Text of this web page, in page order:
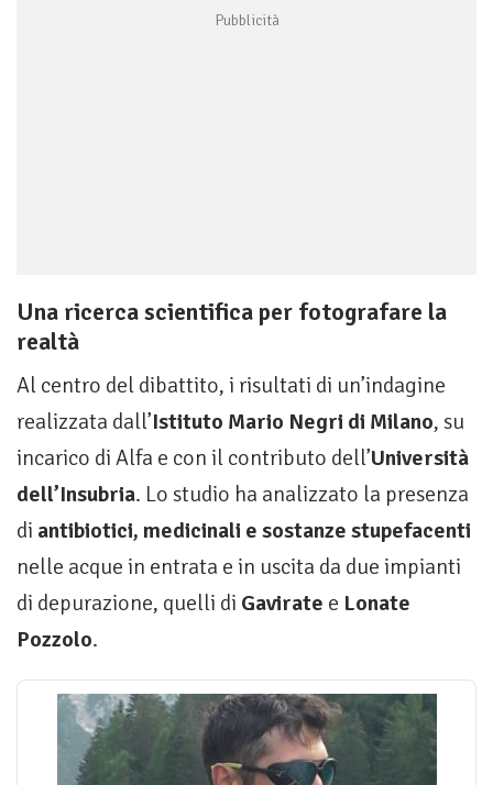
Una ricerca scientifica per fotografare la
realtà
Al centro del dibattito, i risultati di un’indagine
realizzata dall’Istituto Mario Negri di Milano, su
incarico di Alfa e con il contributo dell’Università
dell’Insubria. Lo studio ha analizzato la presenza
di antibiotici, medicinali e sostanze stupefacenti
nelle acque in entrata e in uscita da due impianti
di depurazione, quelli di Gavirate e Lonate
Pozzolo.